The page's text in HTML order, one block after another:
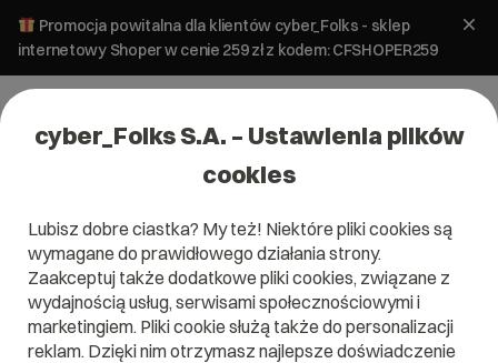
Promocja powitalna dla klientów cyber_Folks - sklep
internetowy Shoper w cenie 259 zł z kodem: CFSHOPER259
cyber_Folks S.A. – Ustawienia plików
cookies
Lubisz dobre ciastka? My też! Niektóre pliki cookies są
wymagane do prawidłowego działania strony.
Zaakceptuj także dodatkowe pliki cookies, związane z
wydajnością usług, serwisami społecznościowymi i
marketingiem. Pliki cookie służą także do personalizacji
reklam. Dzięki nim otrzymasz najlepsze doświadczenie